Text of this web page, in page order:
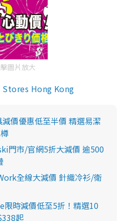
圖片放大
Stores Hong Kong
減價優惠低至半價 精選易潔
門市/官網5折大減價 逾500
全線大減價 針織冷衫/衛
限時減價低至5折！精選10
起